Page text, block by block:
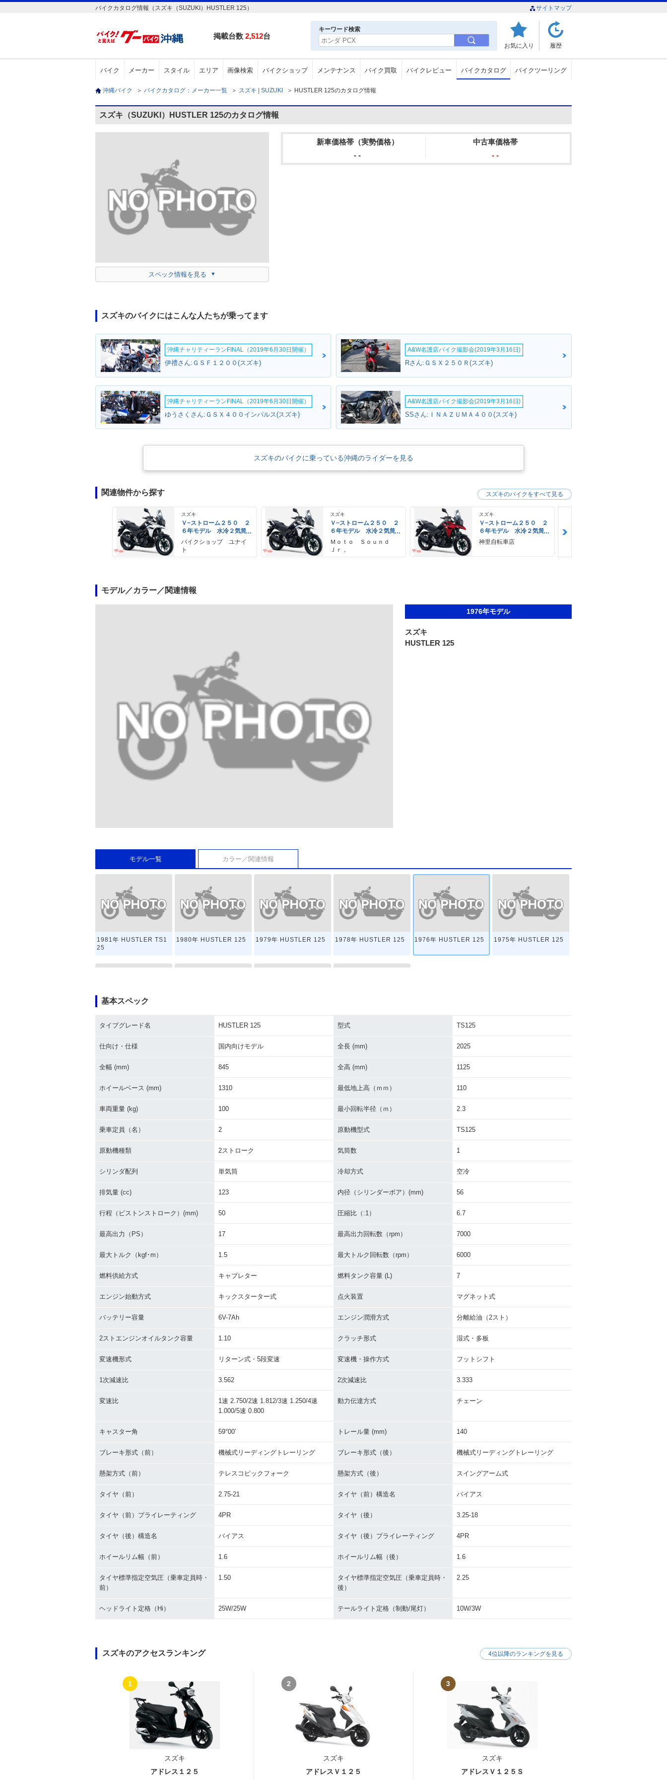
バイクカタログ情報（スズキ（SUZUKI）HUSTLER 125） サイトマップ
掲載台数 2,512台
キーワード検索
お気に入り 履歴
バイク メーカー スタイル エリア 画像検索 バイクショップ メンテナンス バイク買取 バイクレビュー バイクカタログ バイクツーリング
沖縄バイク ＞ バイクカタログ：メーカー一覧 ＞ スズキ | SUZUKI ＞ HUSTLER 125のカタログ情報
スズキ（SUZUKI）HUSTLER 125のカタログ情報
スペック情報を見る
新車価格帯（実勢価格）
- -
中古車価格帯
- -
スズキのバイクにはこんな人たちが乗ってます
沖縄チャリティーランFINAL（2019年6月30日開催）
伊禮さん:ＧＳＦ１２００(スズキ)
A&W名護店バイク撮影会(2019年3月16日)
Rさん:ＧＳＸ２５０Ｒ(スズキ)
沖縄チャリティーランFINAL（2019年6月30日開催）
ゆうさくさん:ＧＳＸ４００インパルス(スズキ)
A&W名護店バイク撮影会(2019年3月16日)
SSさん:ＩＮＡＺＵＭＡ４００(スズキ)
スズキのバイクに乗っている沖縄のライダーを見る
関連物件から探す
スズキ
Ｖ−ストローム２５０ ２
６年モデル 水冷２気筒
エンジン ＬＥＤヘッド
ライト標準装備
バイクショップ ユナイ
ト
スズキ
Ｖ−ストローム２５０ ２
６年モデル 水冷２気筒
エンジン ＬＥＤヘッド
ライト標準装備
Ｍｏｔｏ Ｓｏｕｎｄ
Ｊｒ，
スズキ
Ｖ−ストローム２５０ ２
６年モデル 水冷２気筒
エンジン ＬＥＤヘッド
ライト標準装備
神里自転車店
スズキのバイクをすべて見る
モデル／カラー／関連情報
1976年モデル
スズキ
HUSTLER 125
モデル一覧 カラー／関連情報
1981年 HUSTLER TS1
25
1980年 HUSTLER 125 1979年 HUSTLER 125 1978年 HUSTLER 125 1976年 HUSTLER 125 1975年 HUSTLER 125
1974年 HUSTLER 125 1973年 HUSTLER 125 1971年 HUSTLER 125T 1971年 HUSTLER 125
基本スペック
タイプグレード名 HUSTLER 125 型式 TS125
仕向け・仕様 国内向けモデル 全長 (mm) 2025
全幅 (mm) 845 全高 (mm) 1125
ホイールベース (mm) 1310 最低地上高（ｍｍ） 110
車両重量 (kg) 100 最小回転半径（ｍ） 2.3
乗車定員（名） 2 原動機型式 TS125
原動機種類 2ストローク 気筒数 1
シリンダ配列 単気筒 冷却方式 空冷
排気量 (cc) 123 内径（シリンダーボア）(mm) 56
行程（ピストンストローク）(mm) 50 圧縮比（:1） 6.7
最高出力（PS） 17 最高出力回転数（rpm） 7000
最大トルク（kgf･m） 1.5 最大トルク回転数（rpm） 6000
燃料供給方式 キャブレター 燃料タンク容量 (L) 7
エンジン始動方式 キックスターター式 点火装置 マグネット式
バッテリー容量 6V-7Ah エンジン潤滑方式 分離給油（2スト）
2ストエンジンオイルタンク容量 1.10 クラッチ形式 湿式・多板
変速機形式 リターン式・5段変速 変速機・操作方式 フットシフト
1次減速比 3.562 2次減速比 3.333
変速比
1速 2.750/2速 1.812/3速 1.250/4速
1.000/5速 0.800
動力伝達方式 チェーン
キャスター角 59°00′ トレール量 (mm) 140
ブレーキ形式（前） 機械式リーディングトレーリング ブレーキ形式（後） 機械式リーディングトレーリング
懸架方式（前） テレスコピックフォーク 懸架方式（後） スイングアーム式
タイヤ（前） 2.75-21 タイヤ（前）構造名 バイアス
タイヤ（前）プライレーティング 4PR タイヤ（後） 3.25-18
タイヤ（後）構造名 バイアス タイヤ（後）プライレーティング 4PR
ホイールリム幅（前） 1.6 ホイールリム幅（後） 1.6
タイヤ標準指定空気圧（乗車定員時・
前）
1.50
タイヤ標準指定空気圧（乗車定員時・
後）
2.25
ヘッドライト定格（Hi） 25W/25W テールライト定格（制動/尾灯） 10W/3W
スズキのアクセスランキング
1
スズキ
アドレス１２５
2
スズキ
アドレスＶ１２５
3
スズキ
アドレスＶ１２５Ｓ
4位以降のランキングを見る